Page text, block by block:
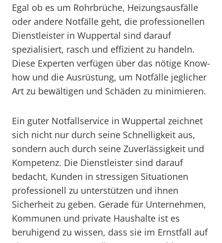
Egal ob es um Rohrbrüche, Heizungsausfälle
oder andere Notfälle geht, die professionellen
Dienstleister in Wuppertal sind darauf
spezialisiert, rasch und effizient zu handeln.
Diese Experten verfügen über das nötige Know-
how und die Ausrüstung, um Notfälle jeglicher
Art zu bewältigen und Schäden zu minimieren.
Ein guter Notfallservice in Wuppertal zeichnet
sich nicht nur durch seine Schnelligkeit aus,
sondern auch durch seine Zuverlässigkeit und
Kompetenz. Die Dienstleister sind darauf
bedacht, Kunden in stressigen Situationen
professionell zu unterstützen und ihnen
Sicherheit zu geben. Gerade für Unternehmen,
Kommunen und private Haushalte ist es
beruhigend zu wissen, dass sie im Ernstfall auf